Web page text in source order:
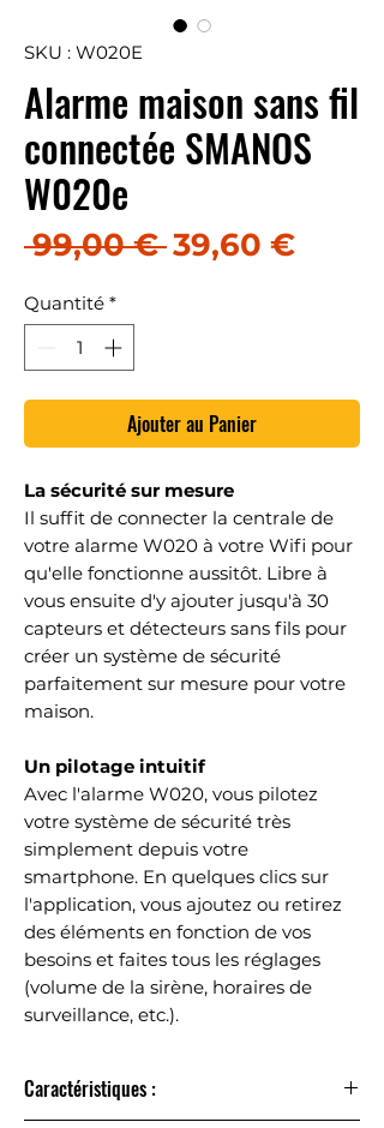
SKU : W020E
Alarme maison sans fil
connectée SMANOS
W020e
99,00 € Prix original
39,60 €Prix
Quantité *
Ajouter au Panier
La sécurité sur mesure
Il suffit de connecter la centrale de
votre alarme W020 à votre Wifi pour
qu'elle fonctionne aussitôt. Libre à
vous ensuite d'y ajouter jusqu'à 30
capteurs et détecteurs sans fils pour
créer un système de sécurité
parfaitement sur mesure pour votre
maison.
Un pilotage intuitif
Avec l'alarme W020, vous pilotez
votre système de sécurité très
simplement depuis votre
smartphone. En quelques clics sur
l'application, vous ajoutez ou retirez
des éléments en fonction de vos
besoins et faites tous les réglages
(volume de la sirène, horaires de
surveillance, etc.).
Un design incurvé aux lignes pures,
Caractéristiques :